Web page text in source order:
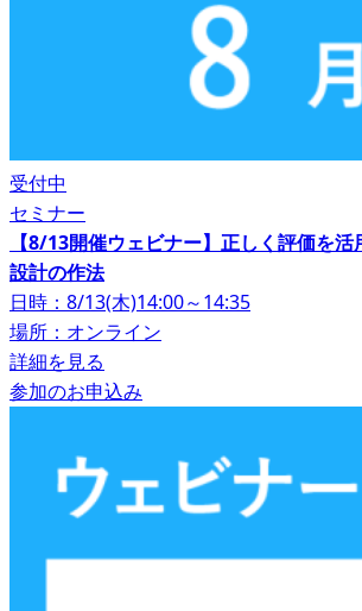
受付中
セミナー
【8/13開催ウェビナー】正しく評価を活
設計の作法
日時：8/13(木)14:00～14:35
場所：オンライン
詳細を見る
参加のお申込み